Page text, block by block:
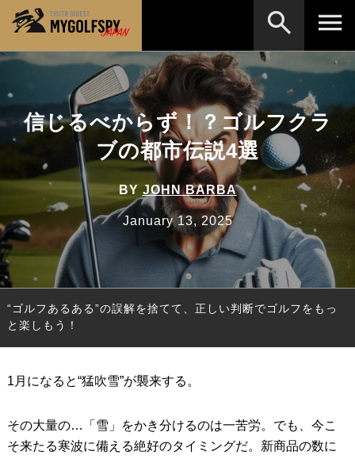
信じるべからず！？ゴルフクラ
ブの都市伝説4選
BY JOHN BARBA
January 13, 2025
“ゴルフあるある”の誤解を捨てて、正しい判断でゴルフをもっ
と楽しもう！
1月になると“猛吹雪”が襲来する。
その大量の…「雪」をかき分けるのは一苦労。でも、今こ
そ来たる寒波に備える絶好のタイミングだ。新商品の数に
MOST WANTED テストランキング
NEW RELEASES 新製品情報
ゴルフ上達・実践テクニック
LAB テスト・データ検証
Golf News ゴルフニュース
REVIEWS 製品レビュー
DRIVERS ドライバー
FAIRWAY WOODS フェアウェイウッド
HYBRIDS ハイブリッド
IRONS アイアン
WEDGES ウェッジ
PUTTERS パター
※メーカー名やクラブ名など、検索したい事柄を入
力してください。
検索